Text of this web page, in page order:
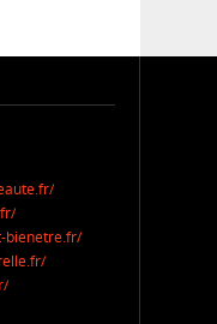
bienetre.fr/